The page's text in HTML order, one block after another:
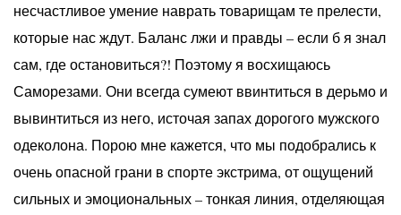
несчастливое умение наврать товарищам те прелести,
которые нас ждут. Баланс лжи и правды – если б я знал
сам, где остановиться?! Поэтому я восхищаюсь
Саморезами. Они всегда сумеют ввинтиться в дерьмо и
вывинтиться из него, источая запах дорогого мужского
одеколона. Порою мне кажется, что мы подобрались к
очень опасной грани в спорте экстрима, от ощущений
сильных и эмоциональных – тонкая линия, отделяющая